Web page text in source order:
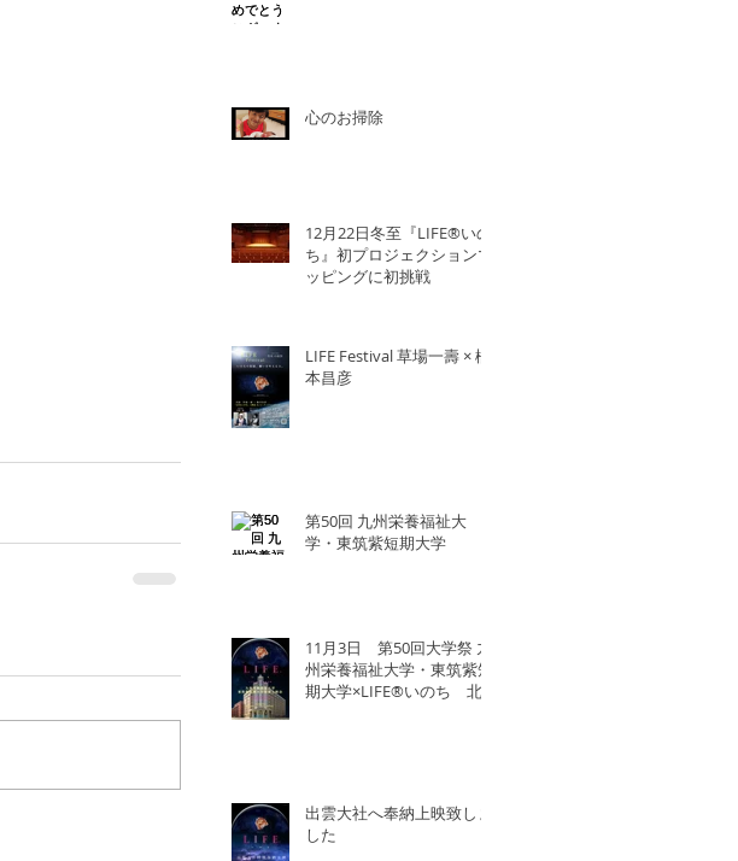
心のお掃除
12月22日冬至『LIFE®︎いの
ち』初プロジェクションマ
ッピングに初挑戦
LIFE Festival 草場一壽 × 橋
本昌彦
第50回 九州栄養福祉大
学・東筑紫短期大学
11月3日 第50回大学祭 九
州栄養福祉大学・東筑紫短
期大学×LIFE®︎いのち 北
出雲大社へ奉納上映致しま
した